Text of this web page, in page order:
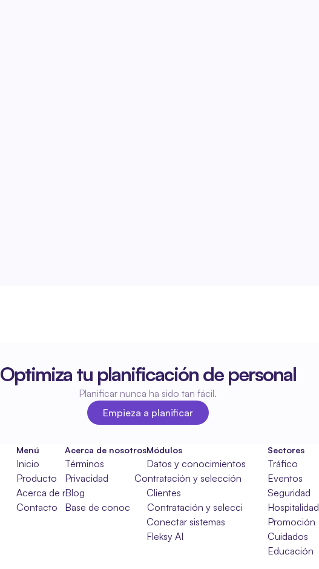
Optimiza tu planificación de personal
Planificar nunca ha sido tan fácil.
Empieza a planificar
Empieza a planificar
Menú
Inicio
Producto
Acerca de nosotros
Contacto
Acerca de nosotros
Términos
Privacidad
Base de conocimientos
Blog
Módulos
Datos y conocimientos
Contratación y selección
Clientes
Contratación y selección
Conectar sistemas
Fleksy AI
Sectores
Tráfico
Eventos
Seguridad
Hospitalidad
Promoción
Cuidados
Educación